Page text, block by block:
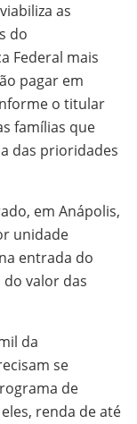
as
do
Federal mais
pagar em
o titular
famílias que
das prioridades
em Anápolis,
unidade
entrada do
valor das
da
se
de
renda de até